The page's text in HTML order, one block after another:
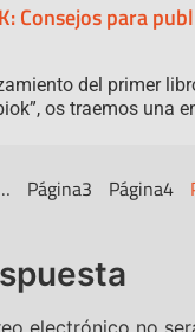
Consejos para
del primer
os traemos una
Página3 Página4